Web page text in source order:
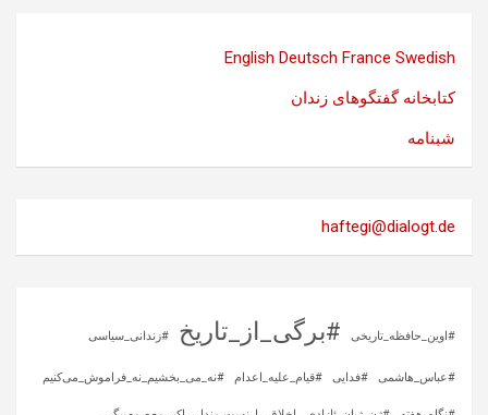
English Deutsch France Swedish
کتابخانه گفتگوهای زندان
شبنامه
haftegi@dialogt.de
#اوین_حافظه_تاریخی #برگی_از_تاریخ #زندانی_سیاسی
#عباس_هاشمی #فدایی #قیام_علیه_اعدام #نه_می_بخشیم_نه_فراموش_می‌کنیم